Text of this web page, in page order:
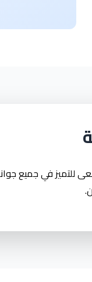
في جميع جوانب